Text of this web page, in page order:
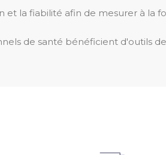
et la fiabilité afin de mesurer à la
de santé bénéficient d'outils